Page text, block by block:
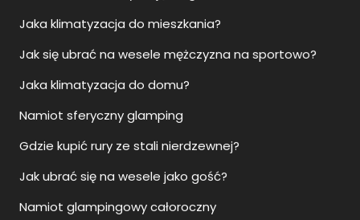
Jak się ubrać na wesele mężczyzna na sportowo?
Jaka klimatyzacja do domu?
Namiot sferyczny glamping
Gdzie kupić rury ze stali nierdzewnej?
Jak ubrać się na wesele jako gość?
Namiot glampingowy całoroczny
Marketing prawników